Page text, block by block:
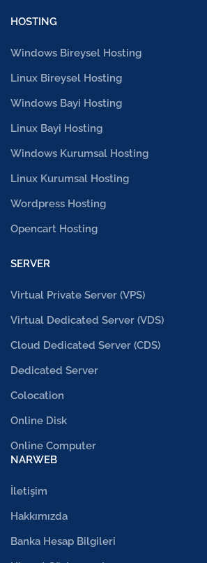
HOSTING
Windows Bireysel Hosting
Linux Bireysel Hosting
Windows Bayi Hosting
Linux Bayi Hosting
Windows Kurumsal Hosting
Linux Kurumsal Hosting
Wordpress Hosting
Opencart Hosting
SERVER
Virtual Private Server (VPS)
Virtual Dedicated Server (VDS)
Cloud Dedicated Server (CDS)
Dedicated Server
Colocation
Online Disk
Online Computer
NARWEB
İletişim
Hakkımızda
Banka Hesap Bilgileri